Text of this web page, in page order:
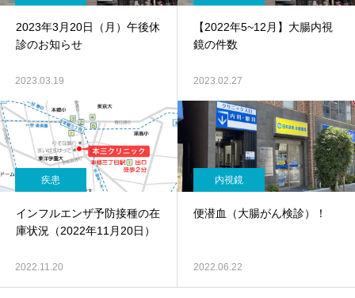
2023年3月20日（月）午後休
診のお知らせ
2023.03.19
【2022年5~12月】大腸内視
鏡の件数
2023.02.27
疾患
インフルエンザ予防接種の在
庫状況（2022年11月20日）
2022.11.20
内視鏡
便潜血（大腸がん検診）！
2022.06.22